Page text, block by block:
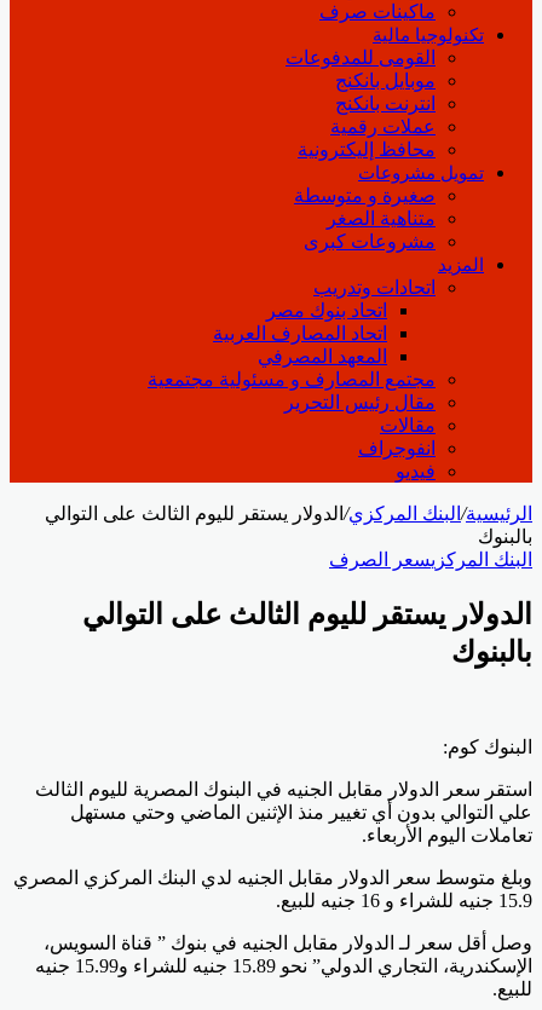
ماكينات صرف
تكنولوجيا مالية
القومى للمدفوعات
موبايل بانكنج
انترنت بانكنج
عملات رقمية
محافظ إليكترونية
تمويل مشروعات
صغيرة و متوسطة
متناهية الصغر
مشروعات كبرى
المزيد
اتحادات وتدريب
اتحاد بنوك مصر
اتحاد المصارف العربية
المعهد المصرفي
مجتمع المصارف و مسئولية مجتمعية
مقال رئيس التحرير
مقالات
انفوجراف
فيديو
الرئيسية/ البنك المركزي/ الدولار يستقر لليوم الثالث على التوالي
بالبنوك
البنك المركزيسعر الصرف
الدولار يستقر لليوم الثالث على التوالي
بالبنوك
البنوك كوم:
استقر سعر الدولار مقابل الجنيه في البنوك المصرية لليوم الثالث
علي التوالي بدون أي تغيير منذ الإثنين الماضي وحتي مستهل
تعاملات اليوم الأربعاء.
وبلغ متوسط سعر الدولار مقابل الجنيه لدي البنك المركزي المصري
15.9 جنيه للشراء و 16 جنيه للبيع.
وصل أقل سعر لـ الدولار مقابل الجنيه في بنوك ” قناة السويس،
الإسكندرية، التجاري الدولي” نحو 15.89 جنيه للشراء و15.99 جنيه
للبيع.